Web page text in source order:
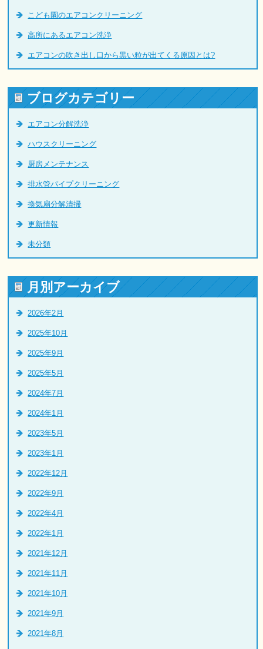
こども園のエアコンクリーニング
高所にあるエアコン洗浄
エアコンの吹き出し口から黒い粒が出てくる原因とは?
ブログカテゴリー
エアコン分解洗浄
ハウスクリーニング
厨房メンテナンス
排水管パイプクリーニング
換気扇分解清掃
更新情報
未分類
月別アーカイブ
2026年2月
2025年10月
2025年9月
2025年5月
2024年7月
2024年1月
2023年5月
2023年1月
2022年12月
2022年9月
2022年4月
2022年1月
2021年12月
2021年11月
2021年10月
2021年9月
2021年8月